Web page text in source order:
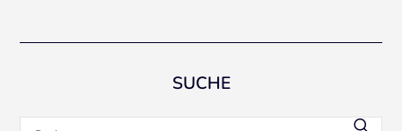
SUCHE